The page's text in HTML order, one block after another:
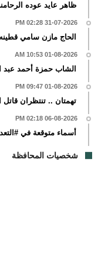
ظاهر عايد عوده
31-07-2026 02:28 PM
الحاج مازن سامي
01-08-2026 10:53 AM
الشاب حمزة أحمد عبد
01-08-2026 09:47 PM
تهمتان .. تنتظران قاتل
06-08-2026 02:18 PM
أسماء متوقعة في
شخصيات المحافظة